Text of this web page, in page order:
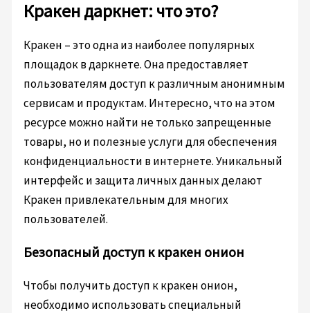
Кракен даркнет: что это?
Кракен – это одна из наиболее популярных
площадок в даркнете. Она предоставляет
пользователям доступ к различным анонимным
сервисам и продуктам. Интересно, что на этом
ресурсе можно найти не только запрещенные
товары, но и полезные услуги для обеспечения
конфиденциальности в интернете. Уникальный
интерфейс и защита личных данных делают
Кракен привлекательным для многих
пользователей.
Безопасный доступ к кракен онион
Чтобы получить доступ к кракен онион,
необходимо использовать специальный